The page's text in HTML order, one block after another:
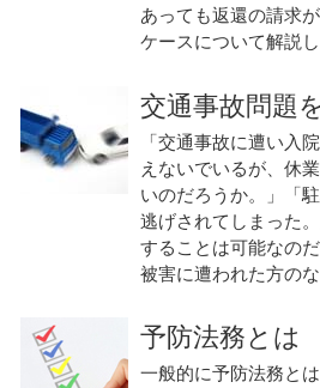
あっても返還の請求
ケースについて解説
交通事故問題
「交通事故に遭い入
えないでいるが、休
いのだろうか。」「
逃げされてしまった
することは可能なの
被害に遭われた方の
予防法務とは
一般的に予防法務と